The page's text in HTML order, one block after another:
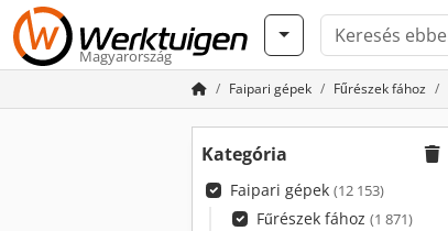
Magyarország
Faipari gépek Fűrészek fához
Kategória
Faipari gépek (12 153)
Fűrészek fához (1 871)